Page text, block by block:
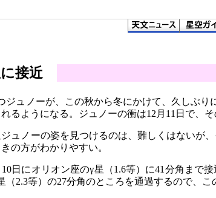
接近
ジュノーが、この秋から冬にかけて、久しぶ
るようになる。ジュノーの衝は12月11日で、そ
ュノーの姿を見つけるのは、難しくはないが
の方がわかりやすい。
日にオリオン座のγ星（1.6等）に41分角まで
（2.3等）の27分角のところを通過するので、こ